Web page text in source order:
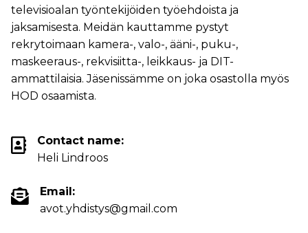
televisioalan työntekijöiden työehdoista ja
jaksamisesta. Meidän kauttamme pystyt
rekrytoimaan kamera-, valo-, ääni-, puku-,
maskeeraus-, rekvisiitta-, leikkaus- ja DIT-
ammattilaisia. Jäsenissämme on joka osastolla myös
HOD osaamista.
Contact name:
Heli Lindroos
Email:
avot.yhdistys@gmail.com